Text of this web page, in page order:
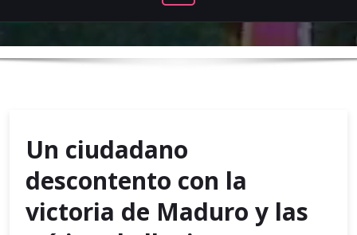
Un ciudadano
descontento con la
victoria de Maduro y las